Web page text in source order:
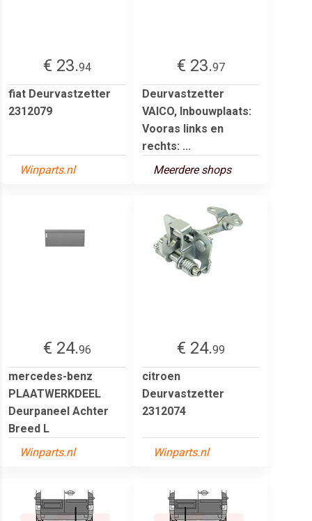
€ 23.94
fiat Deurvastzetter
2312079
Winparts.nl
€ 23.97
Deurvastzetter
VAICO, Inbouwplaats:
Vooras links en
rechts: ...
Meerdere shops
€ 24.96
mercedes-benz
PLAATWERKDEEL
Deurpaneel Achter
Breed L
Winparts.nl
€ 24.99
citroen
Deurvastzetter
2312074
Winparts.nl